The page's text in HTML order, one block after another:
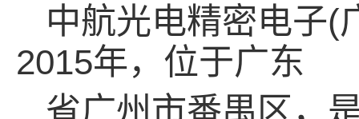
中航光电精密电子(
2015年，位于广东
省广州市番禺区，